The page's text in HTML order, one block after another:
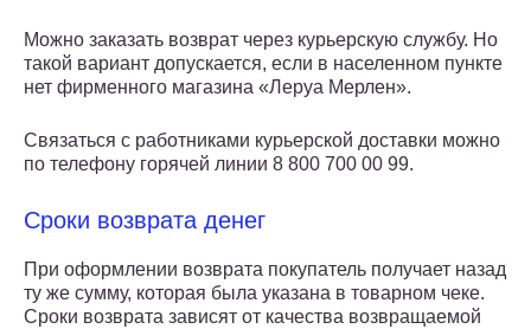
Можно заказать возврат через курьерскую службу. Но
такой вариант допускается, если в населенном пункте
нет фирменного магазина «Леруа Мерлен».
Связаться с работниками курьерской доставки можно
по телефону горячей линии 8 800 700 00 99.
Сроки возврата денег
При оформлении возврата покупатель получает назад
ту же сумму, которая была указана в товарном чеке.
Сроки возврата зависят от качества возвращаемой